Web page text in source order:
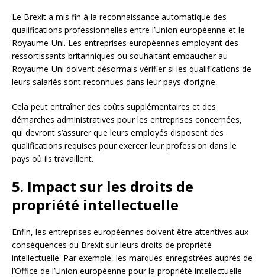
Le Brexit a mis fin à la reconnaissance automatique des
qualifications professionnelles entre l’Union européenne et le
Royaume-Uni. Les entreprises européennes employant des
ressortissants britanniques ou souhaitant embaucher au
Royaume-Uni doivent désormais vérifier si les qualifications de
leurs salariés sont reconnues dans leur pays d’origine.
Cela peut entraîner des coûts supplémentaires et des
démarches administratives pour les entreprises concernées,
qui devront s’assurer que leurs employés disposent des
qualifications requises pour exercer leur profession dans le
pays où ils travaillent.
5. Impact sur les droits de
propriété intellectuelle
Enfin, les entreprises européennes doivent être attentives aux
conséquences du Brexit sur leurs droits de propriété
intellectuelle. Par exemple, les marques enregistrées auprès de
l’Office de l’Union européenne pour la propriété intellectuelle